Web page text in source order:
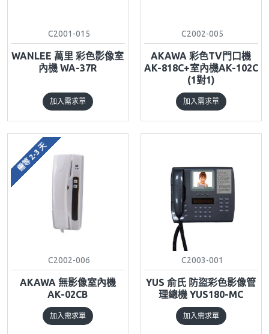
C2001-015
WANLEE 萬里 彩色影像室
內機 WA-37R
加入需求單
C2002-005
AKAWA 彩色TV門口機
AK-818C+室內機AK-102C
(1對1)
加入需求單
需等 2-3 天
C2002-006
AKAWA 無影像室內機
AK-02CB
加入需求單
C2003-001
YUS 俞氏 防盜彩色影像管
理總機 YUS180-MC
加入需求單